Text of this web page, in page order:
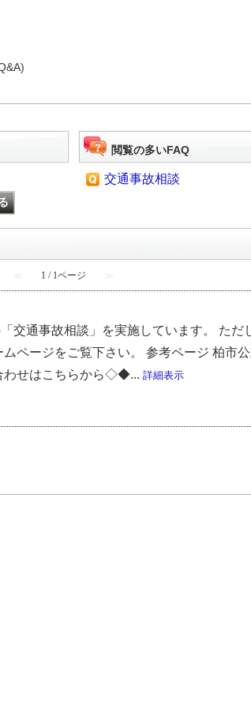
閲覧の多いFAQ
交通事故相談
≪ 1 / 1ページ ≫
交通事故相談」を実施しています。 ただ
ページをご覧下さい。 参考ページ 柏市
わせはこちらから◇◆... 詳細表示